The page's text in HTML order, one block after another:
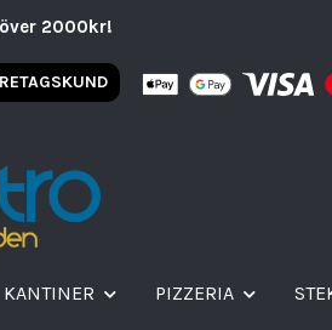
2000kr!
KANTINER PIZZERIA